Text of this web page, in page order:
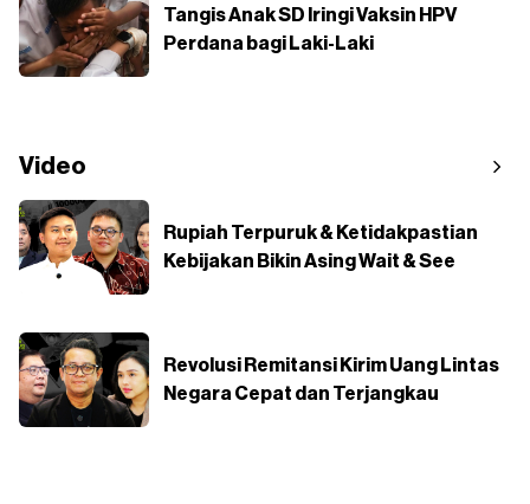
Tangis Anak SD Iringi Vaksin HPV
Perdana bagi Laki-Laki
Video
Rupiah Terpuruk & Ketidakpastian
Kebijakan Bikin Asing Wait & See
Revolusi Remitansi Kirim Uang Lintas
Negara Cepat dan Terjangkau